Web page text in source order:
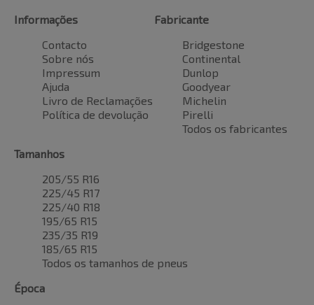
Informações
Contacto
Sobre nós
Impressum
Ajuda
Livro de Reclamações
Política de devolução
Fabricante
Bridgestone
Continental
Dunlop
Goodyear
Michelin
Pirelli
Todos os fabricantes
Tamanhos
205/55 R16
225/45 R17
225/40 R18
195/65 R15
235/35 R19
185/65 R15
Todos os tamanhos de pneus
Época